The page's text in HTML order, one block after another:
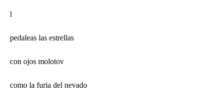
l
pedaleas las estrellas
con ojos molotov
como la furia del nevado